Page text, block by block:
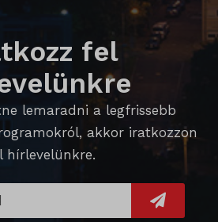
fel
lemaradni a legfrissebb
akkor iratkozzon
hírlevelünkre.